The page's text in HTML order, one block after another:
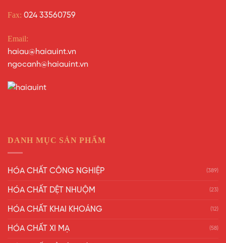
Fax: 024 33560759
Email:
haiau@haiauint.vn
ngocanh@haiauint.vn
DANH MỤC SẢN PHẨM
HÓA CHẤT CÔNG NGHIỆP (389)
HÓA CHẤT DỆT NHUỘM (23)
HÓA CHẤT KHAI KHOÁNG (12)
HÓA CHẤT XI MẠ (58)